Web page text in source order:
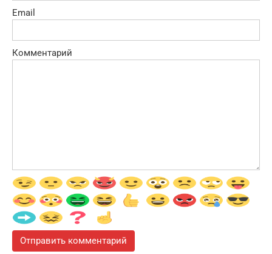
Email
Комментарий